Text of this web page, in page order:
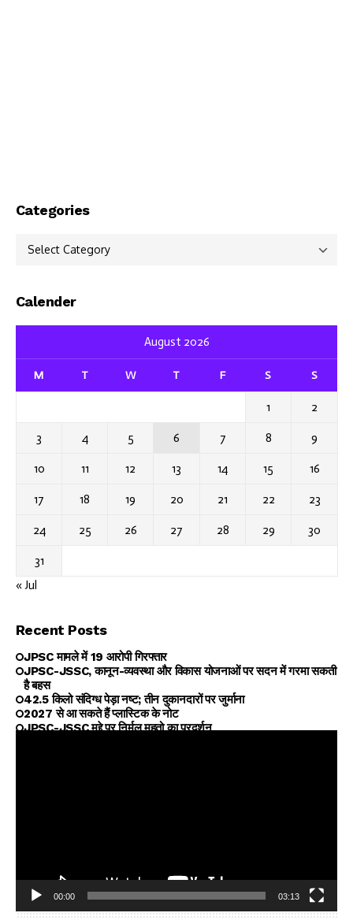
Categories
Categories
Calender
August 2026
M T W T F S S
1 2
3 4 5 6 7 8 9
10 11 12 13 14 15 16
17 18 19 20 21 22 23
24 25 26 27 28 29 30
31
« Jul
Recent Posts
JPSC मामले में 19 आरोपी गिरफ्तार
JPSC-JSSC, कानून-व्यवस्था और विकास योजनाओं पर सदन में गरमा सकती
है बहस
42.5 किलो संदिग्ध पेड़ा नष्ट; तीन दुकानदारों पर जुर्माना
2027 से आ सकते हैं प्लास्टिक के नोट
JPSC-JSSC मुद्दे पर निर्मल महतो का प्रदर्शन
00:00 03:13